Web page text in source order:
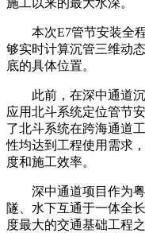
本次E7管节安装全程
够实时计算沉管三维动
底的具体位置。
此前，在深中通道沉
应用北斗系统定位管节
了北斗系统在跨海通道
性均达到工程使用需求
度和施工效率。
深中通道项目作为粤
隧、水下互通于一体全
度最大的交通基础工程